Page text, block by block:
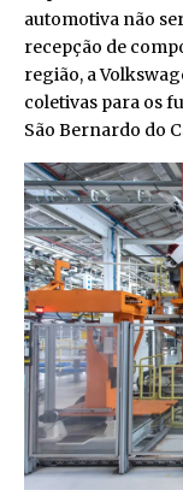
automotiva não
recepção de
região, a
coletivas para os
São Bernardo do